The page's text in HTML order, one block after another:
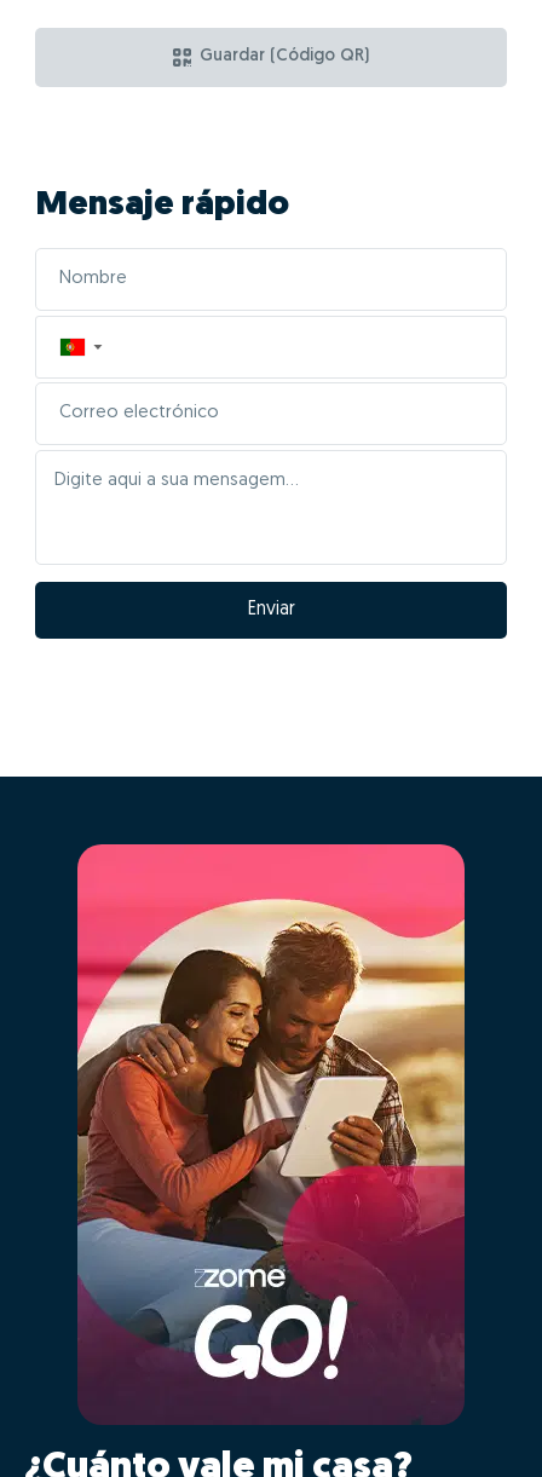
Guardar (Código QR)
Mensaje rápido
▼
Enviar
¿Cuánto vale mi casa?